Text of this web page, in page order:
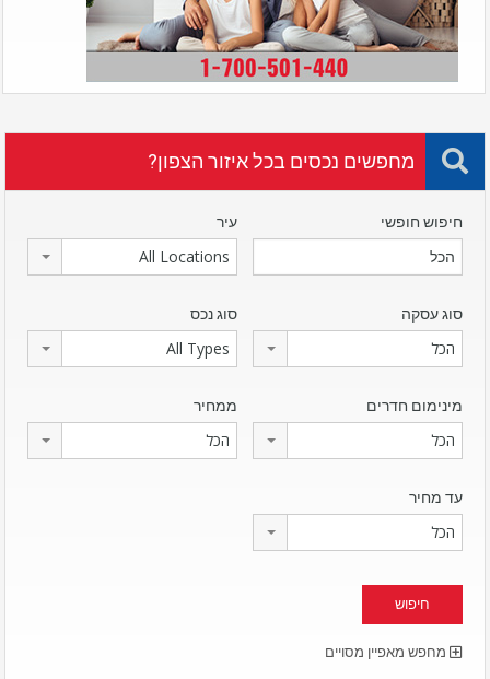
מחפשים נכסים בכל איזור הצפון?
חיפוש חופשי עיר
All Locations
סוג עסקה
הכל
סוג נכס
All Types
מינימום חדרים
הכל
ממחיר
הכל
עד מחיר
הכל
מחפש מאפיין מסויים